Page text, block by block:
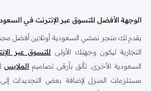
نقدم مجموعة واسعة من أنواع اسنيكر الرياضية
امباير وسيتمتس والترا فليكس ودرافتر
فليكس ، وسيرن والعديد من الآخرين. تأتي
من الألوان ، من ألوان الباستيل إلى الألوان
لدينا تشمل التصاميم المتطورة التي تزيد
رياضية للأطفالمعتمدة.
الوجهة الأفضل للتسوق عبر الإنترنت في
يقدم لك متجر نمشي السعودية أونلاين أفضل
التجارية ليكون وجهتك الأولى للتسوق عبر
السعودية الأخرى. تألق بأرقى تصاميم الملابس
مستلزمات المنزل لإضافة بعض التجديدات